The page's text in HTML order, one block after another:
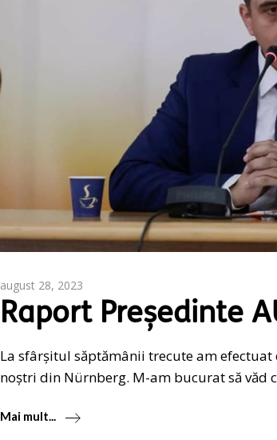
august 28, 2023
Raport Președinte
La sfârșitul săptămânii trecute am
noștri din Nürnberg. M-am bucurat să văd
Mai mult...